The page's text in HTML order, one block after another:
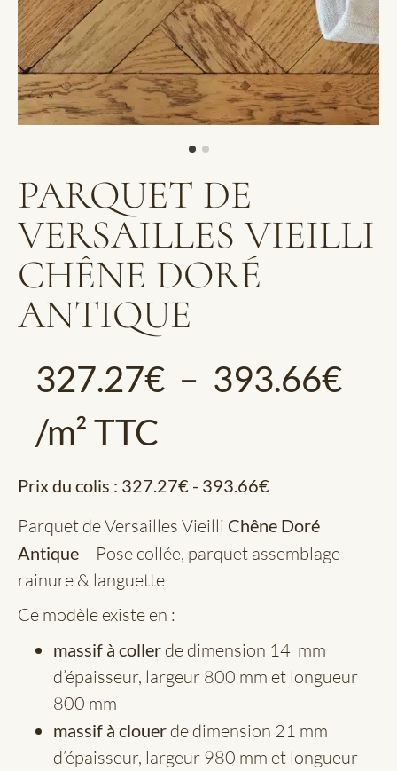
PARQUET DE
VERSAILLES VIEILLI
CHÊNE DORÉ
ANTIQUE
327.27€ – 393.66€
/m² TTC
Prix du colis : 327.27€ - 393.66€
Parquet de Versailles Vieilli Chêne Doré
Antique – Pose collée, parquet assemblage
rainure & languette
Ce modèle existe en :
massif à coller de dimension 14 mm
d’épaisseur, largeur 800 mm et longueur
800 mm
massif à clouer de dimension 21 mm
d’épaisseur, largeur 980 mm et longueur